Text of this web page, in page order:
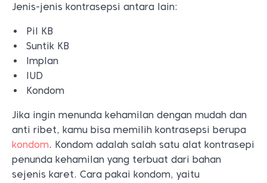
Jenis-jenis kontrasepsi antara lain:
Pil KB
Suntik KB
Implan
IUD
Kondom
Jika ingin menunda kehamilan dengan mudah dan
anti ribet, kamu bisa memilih kontrasepsi berupa
kondom. Kondom adalah salah satu alat kontrasepi
penunda kehamilan yang terbuat dari bahan
sejenis karet. Cara pakai kondom, yaitu